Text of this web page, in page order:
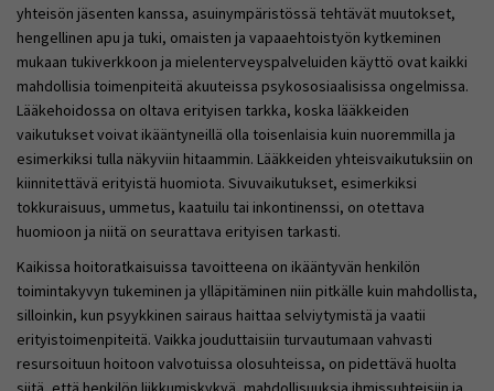
yhteisön jäsenten kanssa, asuinympäristössä tehtävät muutokset,
hengellinen apu ja tuki, omaisten ja vapaaehtoistyön kytkeminen
mukaan tukiverkkoon ja mielenterveyspalveluiden käyttö ovat kaikki
mahdollisia toimenpiteitä akuuteissa psykososiaalisissa ongelmissa.
Lääkehoidossa on oltava erityisen tarkka, koska lääkkeiden
vaikutukset voivat ikääntyneillä olla toisenlaisia kuin nuoremmilla ja
esimerkiksi tulla näkyviin hitaammin. Lääkkeiden yhteisvaikutuksiin on
kiinnitettävä erityistä huomiota. Sivuvaikutukset, esimerkiksi
tokkuraisuus, ummetus, kaatuilu tai inkontinenssi, on otettava
huomioon ja niitä on seurattava erityisen tarkasti.
Kaikissa hoitoratkaisuissa tavoitteena on ikääntyvän henkilön
toimintakyvyn tukeminen ja ylläpitäminen niin pitkälle kuin mahdollista,
silloinkin, kun psyykkinen sairaus haittaa selviytymistä ja vaatii
erityistoimenpiteitä. Vaikka jouduttaisiin turvautumaan vahvasti
resursoituun hoitoon valvotuissa olosuhteissa, on pidettävä huolta